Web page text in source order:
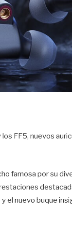
FF5, nuevos
famosa por su
el nuevo buque